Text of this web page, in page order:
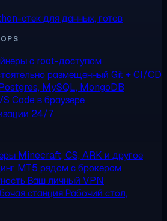
стек для данных, готов
с root-доступом
размещенный Git + CI/CD
MySQL, MongoDB
Code в браузере
24/7
Minecraft, CS, ARK и другое
MT5 рядом с брокером
Ваш личный VPN
станцияРабочий стол,